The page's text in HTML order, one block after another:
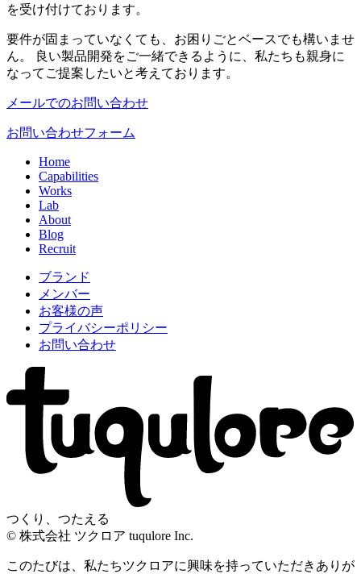
を受け付けております。
要件が固まっていなくても、お困りごとベースでも構いませ
ん。 良い製品開発をご一緒できるように、私たちも親身に
なってご提案したいと考えております。
メールでのお問い合わせ
お問い合わせフォーム
Home
Capabilities
Works
Lab
About
Blog
Recruit
ブランド
メンバー
お客様の声
プライバシーポリシー
お問い合わせ
つくり、つたえる
© 株式会社 ツクロア tuqulore Inc.
このたびは、私たちツクロアに興味を持っていただきありが